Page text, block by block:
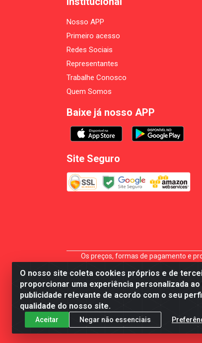
O nosso site coleta cookies próprios e de
proporcionar uma experiência personalizada
publicidade relevante de acordo com o seu
qualidade do nosso site.
Aceitar Negar não essenciais
Nosso APP
Primeiro acesso
Redes Sociais
Representantes
Trabalhe Conosco
Quem Somos
Baixe já nosso APP
Site Seguro
Os preços, formas de pagamento e
carrinho não garante seu preço,
Mécari Distribuidora